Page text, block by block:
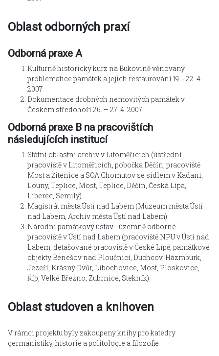
Oblast odborných praxí
Odborná praxe A
Kulturně historický kurz na Bukovině věnovaný
problematice památek a jejich restaurování 19. - 22. 4.
2007
Dokumentace drobných nemovitých památek v
Českém středohoří 26. – 27. 4. 2007
Odborná praxe B na pracovištích
následujících institucí
Státní oblastní archiv v Litoměřicích (ústřední
pracoviště v Litoměřicích, pobočka Děčín, pracoviště
Most a Žitenice a SOA Chomutov se sídlem v Kadani,
Louny, Teplice, Most, Teplice, Děčín, Česká Lípa,
Liberec, Semily)
Magistrát města Ústí nad Labem (Muzeum města Ústí
nad Labem, Archív města Ústí nad Labem)
Národní památkový ústav - územně odborné
pracoviště v Ústí nad Labem (pracoviště NPU v Ústí nad
Labem, detašované pracoviště v České Lípě, památkové
objekty Benešov nad Ploučnicí, Duchcov, Házmburk,
Jezeří, Krásný Dvůr, Libochovice, Most, Ploskovice,
Říp, Velké Březno, Zubrnice, Stekník)
Oblast studoven a knihoven
V rámci projektu byly zakoupeny knihy pro katedry
germanistiky, historie a politologie a filozofie